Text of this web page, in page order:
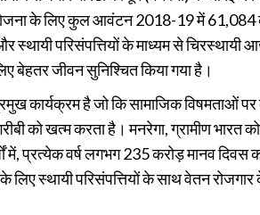
के लिए कुल आवंटन 2018-19 में 61,084
परिसंपत्तियों के माध्यम से चिरस्थायी
बेहतर जीवन सुनिश्चित किया गया है।
कार्यक्रम है जो कि सामाजिक विषमताओं
को खत्म करता है। मनरेगा, ग्रामीण
प्रत्येक वर्ष लगभग 235 करोड़ मानव दिवस
स्थायी परिसंपत्तियों के साथ वेतन